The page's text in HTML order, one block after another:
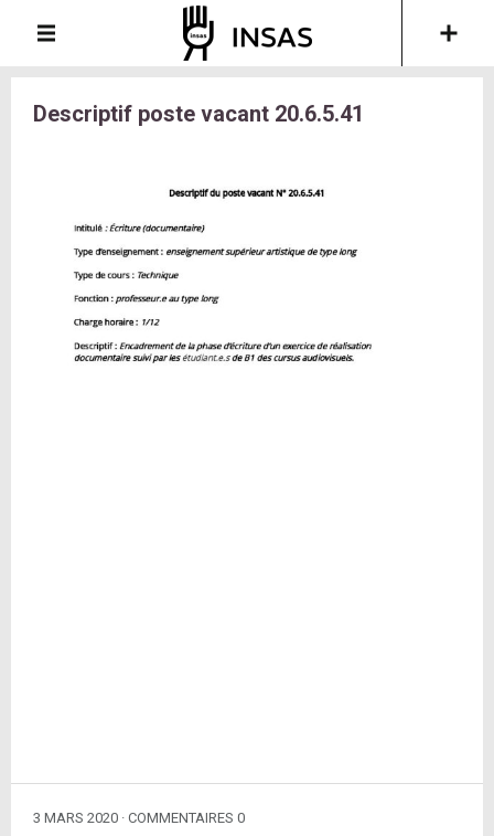
Descriptif poste vacant 20.6.5.41
3 MARS 2020 COMMENTAIRES 0